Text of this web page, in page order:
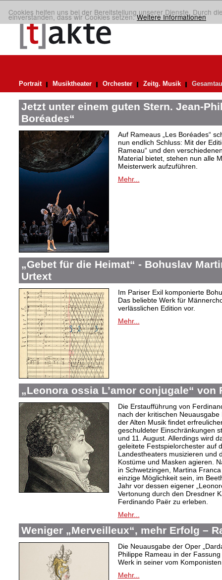
Cookies helfen uns bei der Bereitstellung unserer Dienste. Durch
einverstanden, dass wir Cookies setzen.Weitere Informationen
Portrait Musiktheater Orchester Zeitg. Musik
Jetzt unter einem guten Stern. Jean-
Boréades“
Auf Rameaus „Les Boréades“
nun endlich Schluss: Mit der
Rameau“ und den
Material bietet, stehen nun alle
Meisterwerk aufzuführen.
Mehr...
„Gebet für die Heimat“ - Bohuslav
Urtext
Im Pariser Exil komponierte
Das beliebte Werk für
verlässlichen Edition vor.
Mehr...
„Leonora ossia L’amor conjugale“ von
Die Erstaufführung von
nach der kritischen
der Alten Musik findet
geschuldeter Einschränkungen
und 11. August. Allerdings wird
geleitete Festspielorchester auf
Landestheaters musizieren und
Kostüme und Masken agieren.
in Schwetzingen, Martina
einzige Möglichkeit sein, im
Jahr vor dessen eigener
Vertonung durch den Dresdner
Ferdinando Paër zu erleben.
Mehr...
Weniger „Merveilleux“, mehr Erfolg –
Die Neuausgabe der Oper
Philippe Rameau in der
Werk in seiner vom
Mehr...